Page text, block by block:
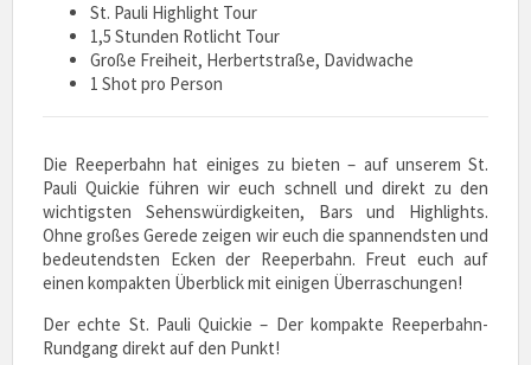
St. Pauli Highlight Tour
1,5 Stunden Rotlicht Tour
Große Freiheit, Herbertstraße, Davidwache
1 Shot pro Person
Die Reeperbahn hat einiges zu bieten – auf unserem St.
Pauli Quickie führen wir euch schnell und direkt zu den
wichtigsten Sehenswürdigkeiten, Bars und Highlights.
Ohne großes Gerede zeigen wir euch die spannendsten und
bedeutendsten Ecken der Reeperbahn. Freut euch auf
einen kompakten Überblick mit einigen Überraschungen!
Der echte St. Pauli Quickie – Der kompakte Reeperbahn-
Rundgang direkt auf den Punkt!